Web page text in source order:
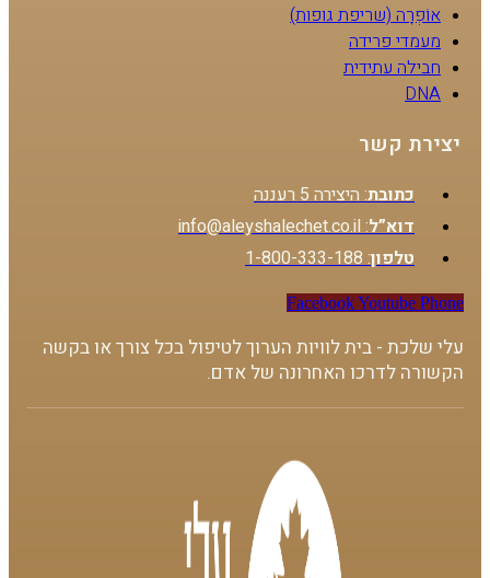
אוֹפְרָה (שריפת גופות)
מעמדי פרידה
חבילה עתידית
DNA
יצירת קשר
כתובת: היצירה 5 רעננה
דוא”ל: info@aleyshalechet.co.il
טלפון: 1-800-333-188
FacebookYoutube Phone
עלי שלכת - בית לוויות הערוך לטיפול בכל צורך או בקשה
הקשורה לדרכו האחרונה של אדם.